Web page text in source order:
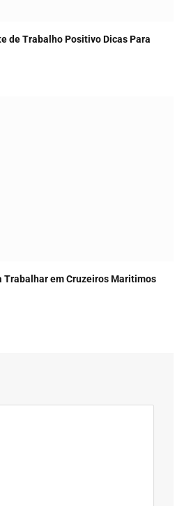
de Trabalho Positivo Dicas Para
Trabalhar em Cruzeiros Maritimos